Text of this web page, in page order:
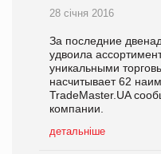
28 січня 2016
За последние
удвоила
уникальными
насчитывает 62
TradeMaster.UA
компании.
детальніше